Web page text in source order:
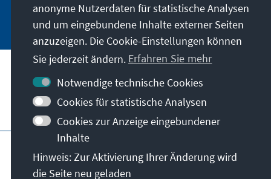
Jetzt abonnieren
Kontakt
Besuchen Sie auch
Impressum
Nutzungsbedingungen
Erklärung zur Barrierefreiheit
anonyme Nutzerdaten für statistische Analysen
und um eingebundene Inhalte externer Seiten
anzuzeigen. Die Cookie-Einstellungen können
Sie jederzeit ändern. Erfahren Sie mehr
Notwendige technische Cookies
Cookies für statistische Analysen
Cookies zur Anzeige eingebundener
Inhalte
Hinweis: Zur Aktivierung Ihrer Änderung wird
die Seite neu geladen